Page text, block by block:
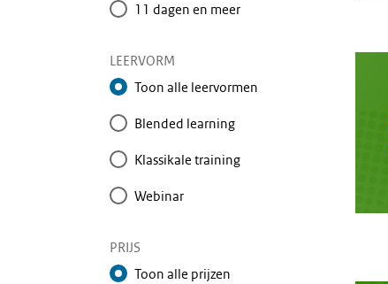
11 dagen en meer
LEERVORM
Toon alle leervormen
Blended learning
Klassikale training
Webinar
PRIJS
Toon alle prijzen